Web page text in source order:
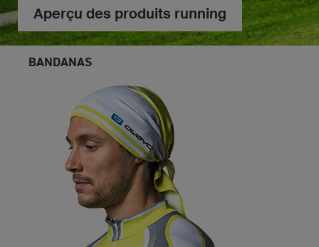
Aperçu des produits running
BANDANAS